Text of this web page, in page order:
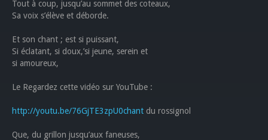
Tout à coup, jusqu’au sommet des coteaux,
Sa voix s’élève et déborde.
Et son chant ; est si puissant,
Si éclatant, si doux,’si jeune, serein et
si amoureux,
Le Regardez cette vidéo sur YouTube :
http://youtu.be/76GjTE3zpU0chant du rossignol
Que, du grillon jusqu’aux faneuses,